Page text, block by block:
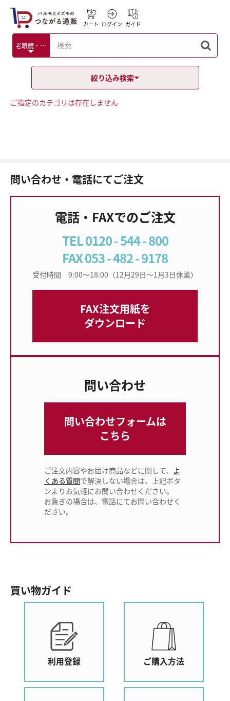
カート ログイン ガイド
絞り込み検索
ご指定のカテゴリは存在しません
問い合わせ・電話にてご注文
電話・FAXでのご注文
TEL 0120 - 544 - 800
FAX 053 - 482 - 9178
受付時間 9:00〜18:00（12月29日〜1月3日休業）
FAX注文用紙を
ダウンロード
問い合わせ
問い合わせフォームは
こちら
ご注文内容やお届け商品などに関して、 よ
くある質問で解決しない場合は、上記ボタ
ンよりお気軽にお問い合わせください。
お急ぎの場合は、電話にてお問い合わせく
ださい。
買い物ガイド
利用登録 ご購入方法